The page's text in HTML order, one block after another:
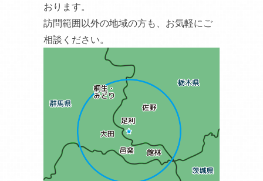
おります。
訪問範囲以外の地域の方も、お気軽にご
相談ください。